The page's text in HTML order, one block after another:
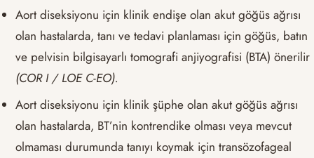
Aort diseksiyonu için klinik endişe olan akut göğüs ağrısı
olan hastalarda, tanı ve tedavi planlaması için göğüs, batın
ve pelvisin bilgisayarlı tomografi anjiyografisi (BTA) önerilir
(COR I / LOE C-EO).
Aort diseksiyonu için klinik şüphe olan akut göğüs ağrısı
olan hastalarda, BT’nin kontrendike olması veya mevcut
olmaması durumunda tanıyı koymak için transözofageal